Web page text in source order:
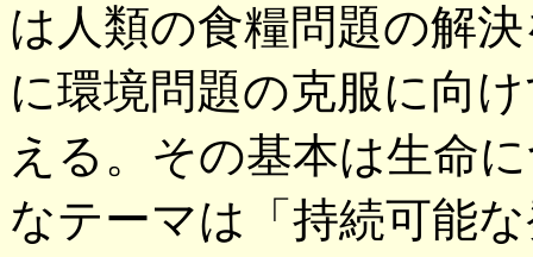
は人類の食糧問題の解
に環境問題の克服に向
える。その基本は生命
なテーマは「持続可能